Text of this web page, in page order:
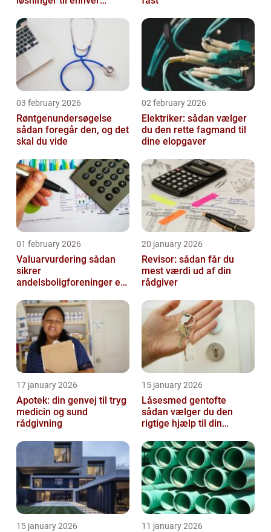
03 february 2026
Røntgenundersøgelse
sådan foregår den, og det
skal du vide
02 february 2026
Elektriker: sådan vælger
du den rette fagmand til
dine elopgaver
01 february 2026
Valuarvurdering sådan
sikrer
andelsboligforeninger en
20 january 2026
Revisor: sådan får du
mest værdi ud af din
rådgiver
17 january 2026
Apotek: din genvej til tryg
medicin og sund
rådgivning
15 january 2026
Låsesmed gentofte
sådan vælger du den
rigtige hjælp til din
15 january 2026 11 january 2026